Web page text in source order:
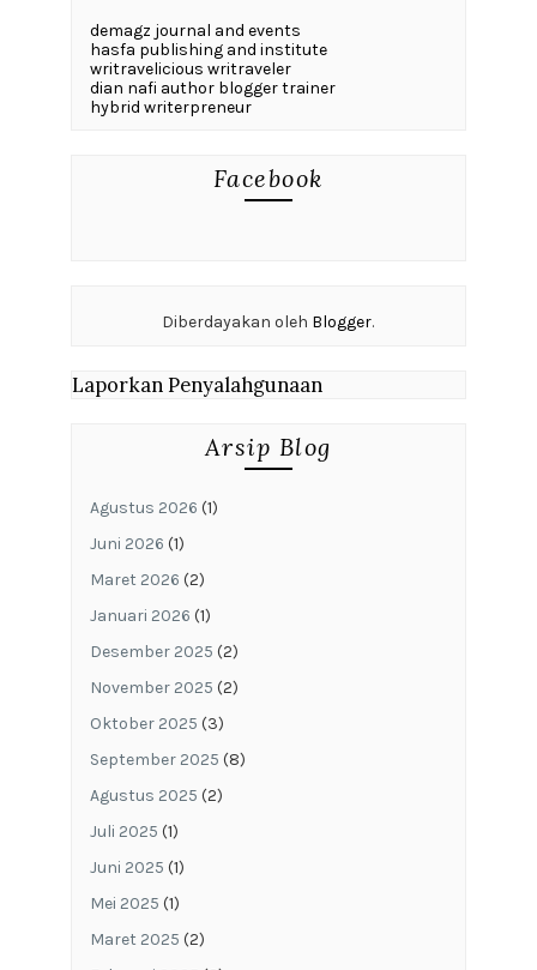
demagz journal and events
hasfa publishing and institute
writravelicious writraveler
dian nafi author blogger trainer
hybrid writerpreneur
Facebook
Diberdayakan oleh Blogger.
Laporkan Penyalahgunaan
Arsip Blog
Agustus 2026 (1)
Juni 2026 (1)
Maret 2026 (2)
Januari 2026 (1)
Desember 2025 (2)
November 2025 (2)
Oktober 2025 (3)
September 2025 (8)
Agustus 2025 (2)
Juli 2025 (1)
Juni 2025 (1)
Mei 2025 (1)
Maret 2025 (2)